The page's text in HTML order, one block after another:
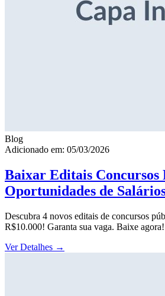
Blog
Adicionado em: 05/03/2026
Baixar Editais Concursos
Oportunidades de
Descubra 4 novos editais de concursos
R$10.000! Garanta sua vaga. Baixe agora!
Ver Detalhes →